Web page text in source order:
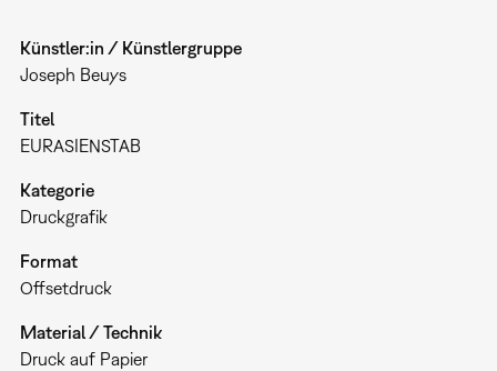
Künstler:in / Künstlergruppe
Joseph Beuys
Titel
EURASIENSTAB
Kategorie
Druckgrafik
Format
Offsetdruck
Material / Technik
Druck auf Papier